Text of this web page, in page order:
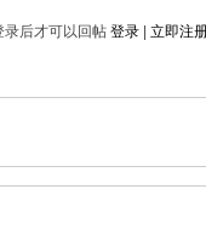
录后才可以回帖登录 |立即注